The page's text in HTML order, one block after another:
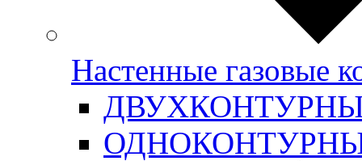
Настенные газовые